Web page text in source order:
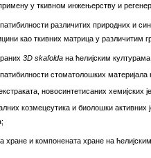
у ткивном инжењерству и
различитих природних и
као ткивних матрица у различитим
3D skafolda на ћелијским
стоматолошких
новосинтетисаних хемијских
козмецеутика и биолошки
и компонената хране на